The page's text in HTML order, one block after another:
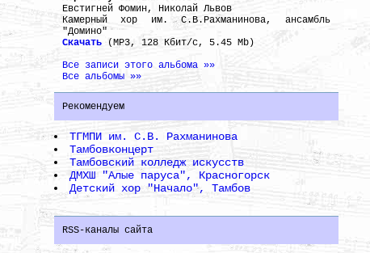
Евстигней Фомин, Николай Львов
Камерный хор им. С.В.Рахманинова, ансамбль
"Домино"
Скачать(MP3, 128 Кбит/с, 5.45 Mb)
Все записи этого альбома »»
Все альбомы »»
Рекомендуем
ТГМПИ им. С.В. Рахманинова
Тамбовконцерт
Тамбовский колледж искусств
ДМХШ "Алые паруса", Красногорск
Детский хор "Начало", Тамбов
RSS-каналы сайта